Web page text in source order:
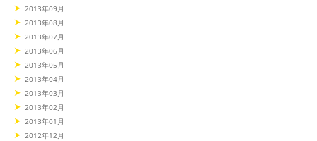
2013年09月
2013年08月
2013年07月
2013年06月
2013年05月
2013年04月
2013年03月
2013年02月
2013年01月
2012年12月